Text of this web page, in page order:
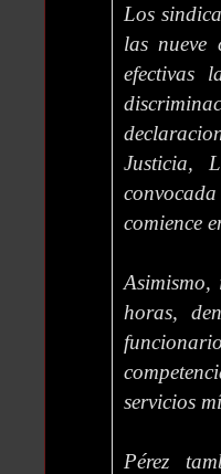
Los
las nueve
efectivas
Justicia,
comience
horas,
servicios
Pérez